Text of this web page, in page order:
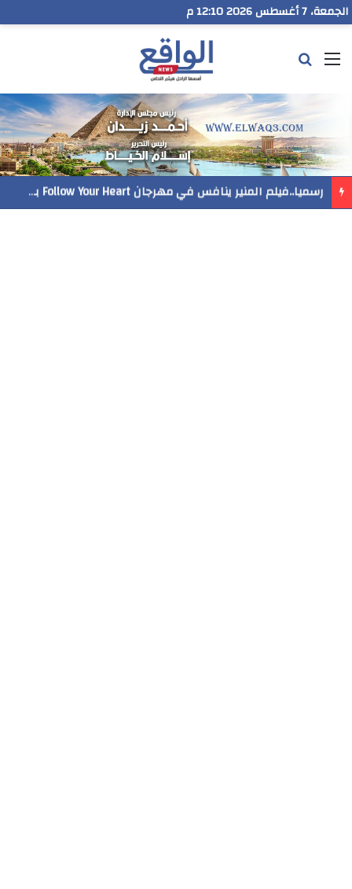
الجمعة، 7 أغسطس 2026 12:10 م
القائمة
رسميا..فيلم المنير ينافس في مهرجان Follow Your Heart بنيويورك